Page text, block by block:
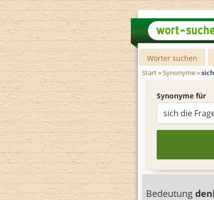
Wörter suchen
Start»Synonyme»
Synonyme für
Bedeutung